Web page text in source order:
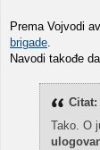
Prema Vojvodi
brigade.
Navodi takođe
Citat:
Tako. O